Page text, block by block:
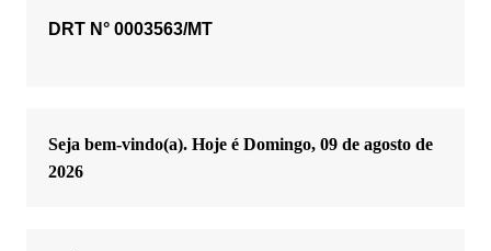
DRT N° 0003563/MT
Seja bem-vindo(a). Hoje é Domingo, 09 de agosto de
2026